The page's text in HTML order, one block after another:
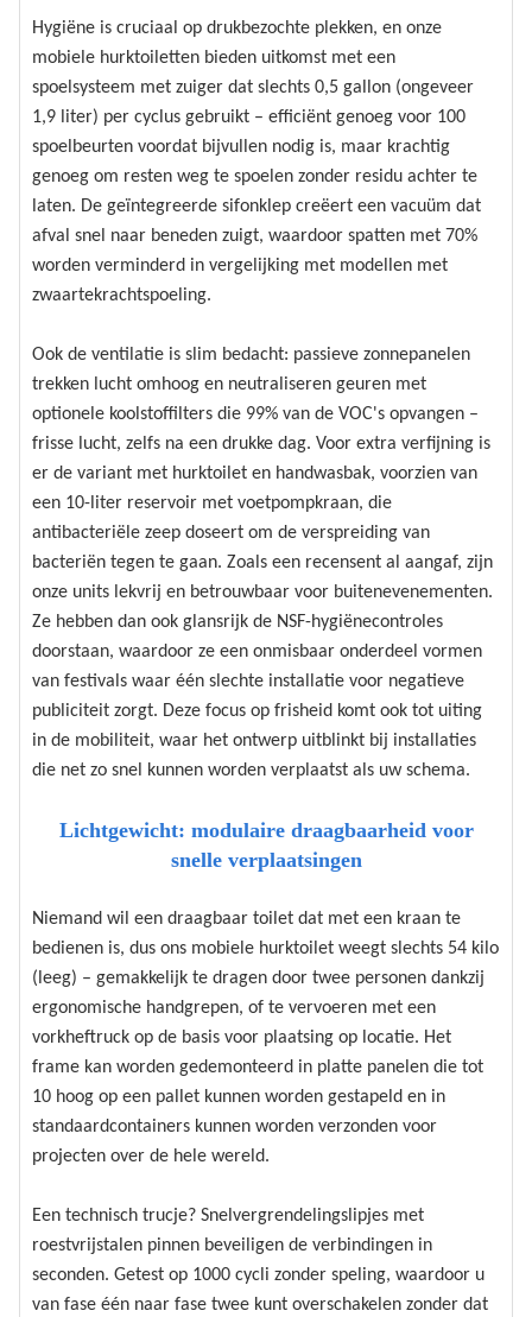
Hygiëne is cruciaal op drukbezochte plekken, en onze
mobiele hurktoiletten bieden uitkomst met een
spoelsysteem met zuiger dat slechts 0,5 gallon (ongeveer
1,9 liter) per cyclus gebruikt – efficiënt genoeg voor 100
spoelbeurten voordat bijvullen nodig is, maar krachtig
genoeg om resten weg te spoelen zonder residu achter te
laten. De geïntegreerde sifonklep creëert een vacuüm dat
afval snel naar beneden zuigt, waardoor spatten met 70%
worden verminderd in vergelijking met modellen met
zwaartekrachtspoeling.
Ook de ventilatie is slim bedacht: passieve zonnepanelen
trekken lucht omhoog en neutraliseren geuren met
optionele koolstoffilters die 99% van de VOC's opvangen –
frisse lucht, zelfs na een drukke dag. Voor extra verfijning is
er de variant met hurktoilet en handwasbak, voorzien van
een 10-liter reservoir met voetpompkraan, die
antibacteriële zeep doseert om de verspreiding van
bacteriën tegen te gaan. Zoals een recensent al aangaf, zijn
onze units lekvrij en betrouwbaar voor buitenevenementen.
Ze hebben dan ook glansrijk de NSF-hygiënecontroles
doorstaan, waardoor ze een onmisbaar onderdeel vormen
van festivals waar één slechte installatie voor negatieve
publiciteit zorgt. Deze focus op frisheid komt ook tot uiting
in de mobiliteit, waar het ontwerp uitblinkt bij installaties
die net zo snel kunnen worden verplaatst als uw schema.
Lichtgewicht: modulaire draagbaarheid voor
snelle verplaatsingen
Niemand wil een draagbaar toilet dat met een kraan te
bedienen is, dus ons mobiele hurktoilet weegt slechts 54 kilo
(leeg) – gemakkelijk te dragen door twee personen dankzij
ergonomische handgrepen, of te vervoeren met een
vorkheftruck op de basis voor plaatsing op locatie. Het
frame kan worden gedemonteerd in platte panelen die tot
10 hoog op een pallet kunnen worden gestapeld en in
standaardcontainers kunnen worden verzonden voor
projecten over de hele wereld.
Een technisch trucje? Snelvergrendelingslipjes met
roestvrijstalen pinnen beveiligen de verbindingen in
seconden. Getest op 1000 cycli zonder speling, waardoor u
van fase één naar fase twee kunt overschakelen zonder dat